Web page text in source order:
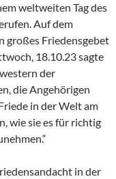
weltweiten Tag des
Auf dem
großes Friedensgebet
18.10.23 sagte
der
die Angehörigen
in der Welt am
wie sie es für richtig
in der